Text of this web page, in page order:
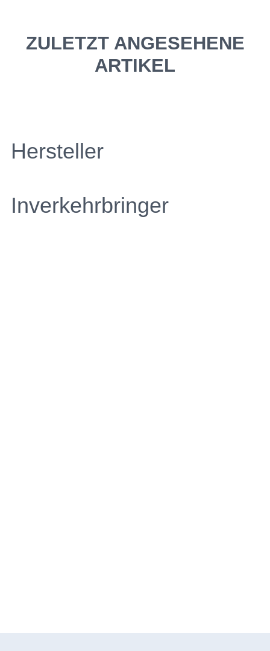
ZULETZT ANGESEHENE
ARTIKEL
Hersteller
Inverkehrbringer